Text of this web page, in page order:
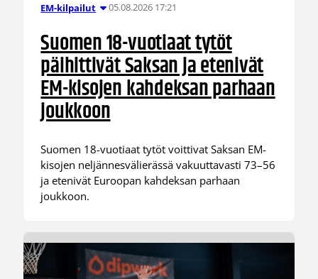
EM-kilpailut 05.08.2026 17:21
Suomen 18-vuotiaat tytöt
päihittivät Saksan ja etenivät
EM-kisojen kahdeksan parhaan
joukkoon
Suomen 18-vuotiaat tytöt voittivat Saksan EM-
kisojen neljännesvälierässä vakuuttavasti 73–56
ja etenivät Euroopan kahdeksan parhaan
joukkoon.